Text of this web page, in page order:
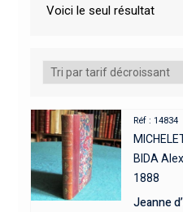
Voici le seul résultat
Réf : 14834
BIDA
1888
Jeanne